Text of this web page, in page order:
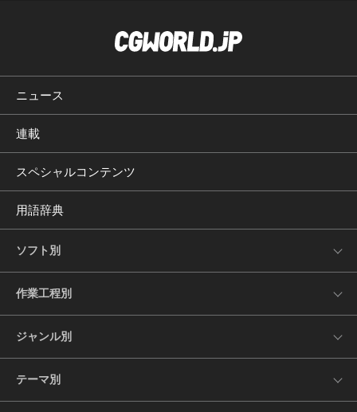
ニュース
連載
スペシャルコンテンツ
用語辞典
ソフト別
作業工程別
ジャンル別
テーマ別